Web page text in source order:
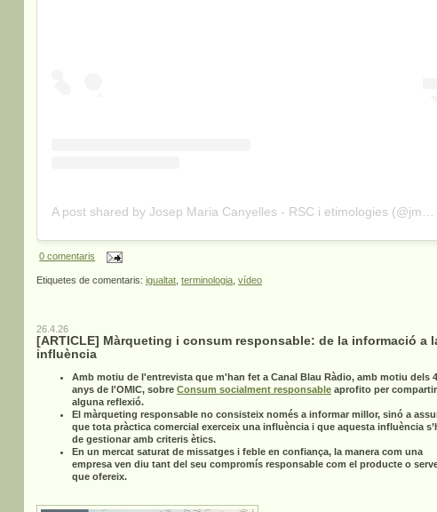
A post shared by Josep Maria Canyelles - RSC i etimologies (@jmcanyelles)
0 comentaris
Etiquetes de comentaris: igualtat terminologia vídeo
26.4.26
[ARTICLE] Màrqueting i consum responsable: de la informació a
influència
Amb motiu de l'entrevista que m'han fet a Canal Blau Ràdio, amb motiu dels
anys de l'OMIC, sobre Consum socialment responsable aprofito per compartir
alguna reflexió.
El màrqueting responsable no consisteix només a informar millor, sinó a
que tota pràctica comercial exerceix una influència i que aquesta influència
de gestionar amb criteris ètics.
En un mercat saturat de missatges i feble en confiança, la manera com una
empresa ven diu tant del seu compromís responsable com el producte o
que ofereix.